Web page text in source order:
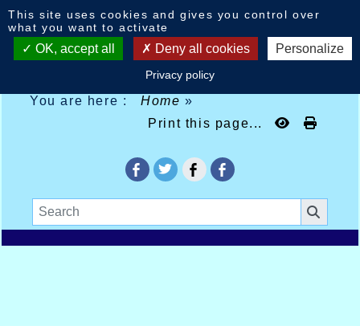
You are here : Home»
Print this page...
This site uses cookies and gives you control over
what you want to activate
OK, accept all Deny all cookies Personalize
Privacy policy